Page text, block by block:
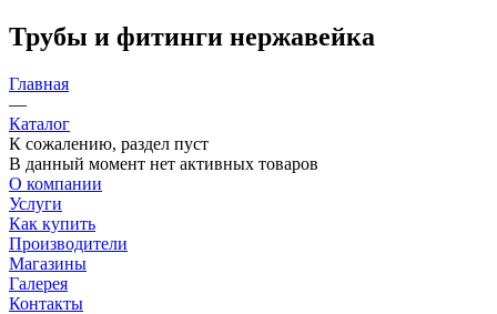
Трубы и фитинги нержавейка
Главная
—
Каталог
К сожалению, раздел пуст
В данный момент нет активных товаров
О компании
Услуги
Как купить
Производители
Магазины
Галерея
Контакты